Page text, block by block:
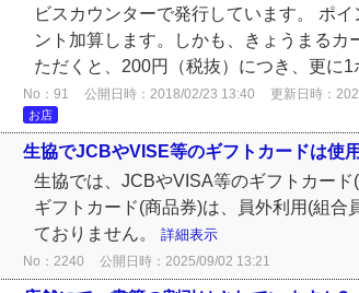
ビスカウンターで発行しています。 ポ
ント加算します。しかも、きょうまる
ただくと、200円（税抜）につき、更に
No：91 公開日時：2018/02/23 13:40 更新日時：
お店
生協でJCBやVISE等のギフトカードは使
生協では、JCBやVISA等のギフトカー
ギフトカード(商品券)は、員外利用(組合
ておりません。 詳細表示
No：2240 公開日時：2025/09/02 13:21